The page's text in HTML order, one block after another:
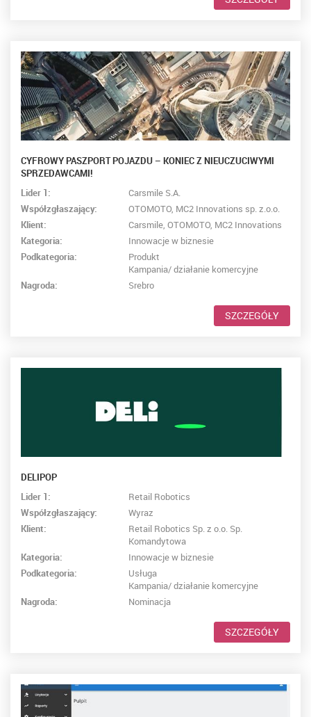
CYFROWY PASZPORT POJAZDU – KONIEC Z NIEUCZUCIWYMI
SPRZEDAWCAMI!
Lider 1:
Carsmile S.A.
Współzgłaszający:
OTOMOTO, MC2 Innovations sp. z.o.o.
Klient:
Carsmile, OTOMOTO, MC2 Innovations
Kategoria:
Innowacje w biznesie
Podkategoria:
Produkt
Kampania/ działanie komercyjne
Nagroda:
Srebro
SZCZEGÓŁY
DELIPOP
Lider 1:
Retail Robotics
Współzgłaszający:
Wyraz
Klient:
Retail Robotics Sp. z o.o. Sp.
Komandytowa
Kategoria:
Innowacje w biznesie
Podkategoria:
Usługa
Kampania/ działanie komercyjne
Nagroda:
Nominacja
SZCZEGÓŁY